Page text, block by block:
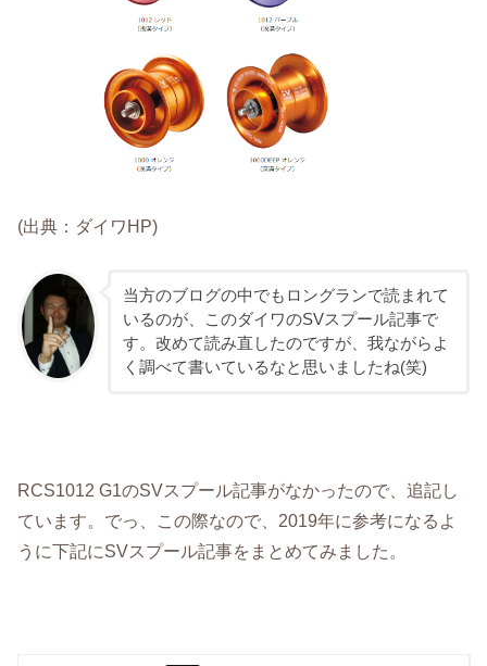
(出典：ダイワHP)
当方のブログの中でもロングランで読まれて
いるのが、このダイワのSVスプール記事で
す。改めて読み直したのですが、我ながらよ
く調べて書いているなと思いましたね(笑)
RCS1012 G1のSVスプール記事がなかったので、追記し
ています。でっ、この際なので、2019年に参考になるよ
うに下記にSVスプール記事をまとめてみました。